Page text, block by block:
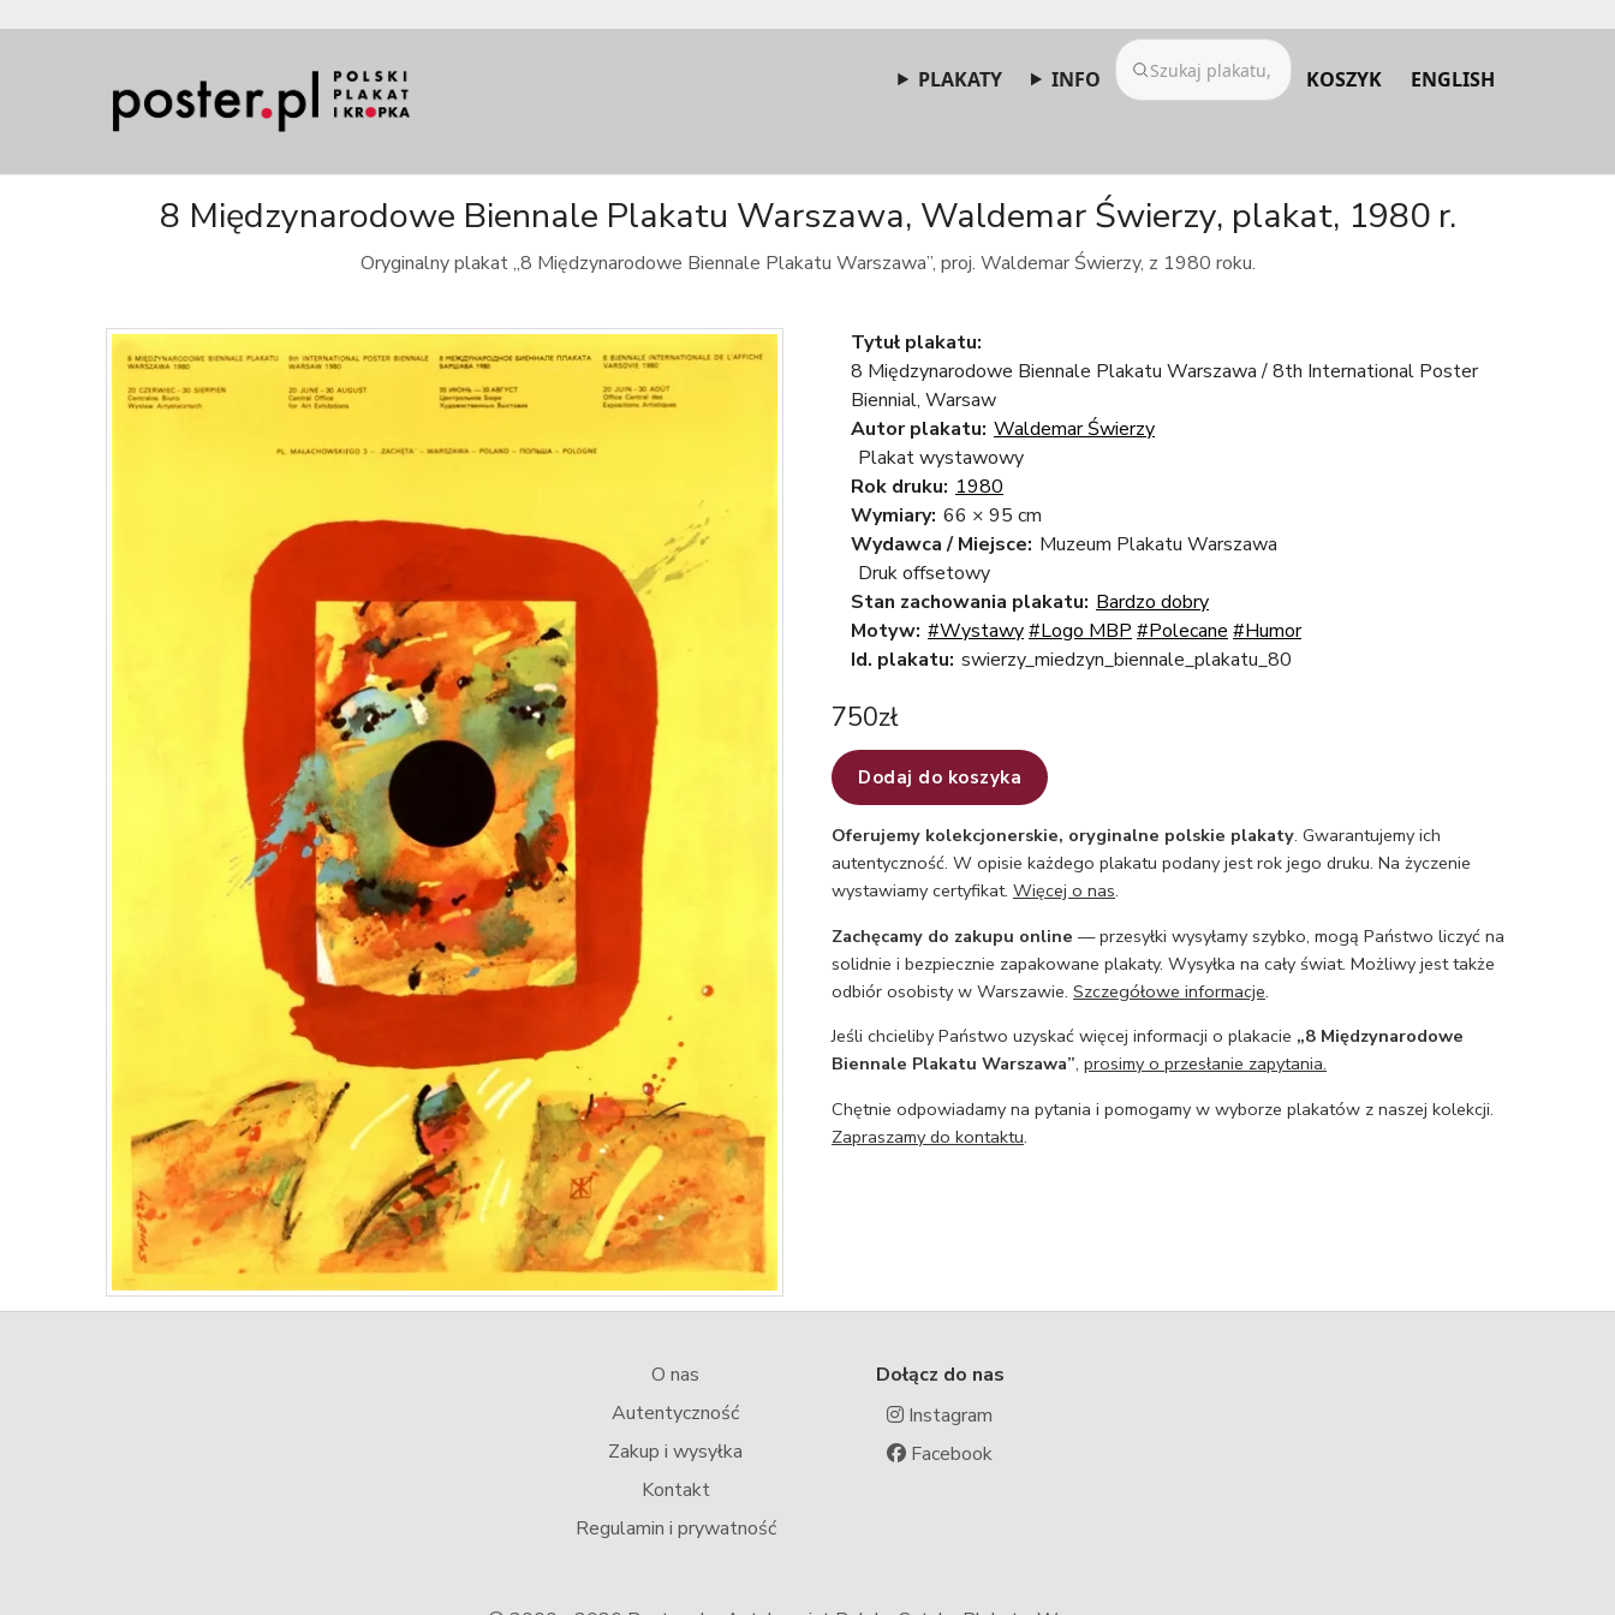
PLAKATY INFO KOSZYK ENGLISH
8 Międzynarodowe Biennale Plakatu Warszawa, Waldemar Świerzy, plakat, 1980 r.
Oryginalny plakat „8 Międzynarodowe Biennale Plakatu Warszawa”, proj. Waldemar Świerzy, z 1980 roku.
Tytuł plakatu:
8 Międzynarodowe Biennale Plakatu Warszawa / 8th International Poster
Biennial, Warsaw
Autor plakatu: Waldemar Świerzy
Plakat wystawowy
Rok druku: 1980
Wymiary: 66 × 95 cm
Wydawca / Miejsce: Muzeum Plakatu Warszawa
Druk offsetowy
Stan zachowania plakatu: Bardzo dobry
Motyw: #Wystawy#Logo MBP #Polecane #Humor
Id. plakatu: swierzy_miedzyn_biennale_plakatu_80
750zł
Dodaj do koszyka
Oferujemy kolekcjonerskie, oryginalne polskie plakaty. Gwarantujemy ich
autentyczność. W opisie każdego plakatu podany jest rok jego druku. Na życzenie
wystawiamy certyfikat. Więcej o nas.
Zachęcamy do zakupu online — przesyłki wysyłamy szybko, mogą Państwo liczyć na
solidnie i bezpiecznie zapakowane plakaty. Wysyłka na cały świat. Możliwy jest także
odbiór osobisty w Warszawie. Szczegółowe informacje.
Jeśli chcieliby Państwo uzyskać więcej informacji o plakacie „8 Międzynarodowe
Biennale Plakatu Warszawa”, prosimy o przesłanie zapytania.
Chętnie odpowiadamy na pytania i pomogamy w wyborze plakatów z naszej kolekcji.
Zapraszamy do kontaktu.
O nas
Autentyczność
Zakup i wysyłka
Kontakt
Regulamin i prywatność
Dołącz do nas
Instagram
Facebook